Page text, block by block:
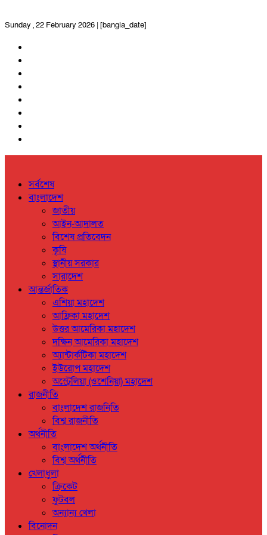
Sunday , 22 February 2026 | [bangla_date]
সর্বশেষ
বাংলাদেশ
জাতীয়
আইন-আদালত
বিশেষ প্রতিবেদন
কৃষি
স্থানীয় সরকার
সারাদেশ
আন্তর্জাতিক
এশিয়া মহাদেশ
আফ্রিকা মহাদেশ
উত্তর আমেরিকা মহাদেশ
দক্ষিন আমেরিকা মহাদেশ
অ্যান্টার্কটিকা মহাদেশ
ইউরোপ মহাদেশ
অস্ট্রেলিয়া (ওশেনিয়া) মহাদেশ
রাজনীতি
বাংলাদেশ রাজনিতি
বিশ্ব রাজনীতি
অর্থনীতি
বাংলাদেশ অর্থনীতি
বিশ্ব অর্থনীতি
খেলাধুলা
ক্রিকেট
ফুটবল
অন্যান্য খেলা
বিনোদন